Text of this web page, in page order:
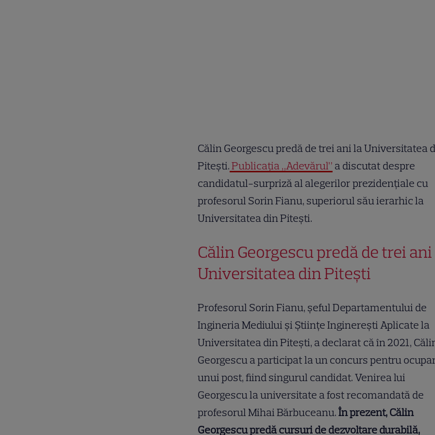
Călin Georgescu predă de trei ani la Universitatea
Pitești.Publicația „Adevărul” a discutat despre
candidatul-surpriză al alegerilor prezidențiale cu
profesorul Sorin Fianu, superiorul său ierarhic la
Universitatea din Pitești.
Călin Georgescu predă de trei
Universitatea din Pitești
Profesorul Sorin Fianu, șeful Departamentului de
Ingineria Mediului și Științe Inginerești Aplicate la
Universitatea din Pitești, a declarat că în 2021,
Georgescu a participat la un concurs pentru
unui post, fiind singurul candidat. Venirea lui
Georgescu la universitate a fost recomandată de
profesorul Mihai Bărbuceanu.În prezent, Călin
Georgescu predă cursuri de dezvoltare durabilă,